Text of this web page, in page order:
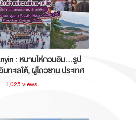
: หนานไห่กวนอิม...รูป
ทะเลใต้, ผู่โถวซาน ประเทศ
จีน
1,025 views